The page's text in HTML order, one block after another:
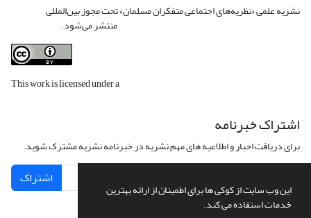
این وب سایت از کوکی ها برای اطمینان از ارائه بهترین
خدمات استفاده می کند.
نشریه علمی «نظریه‌های اجتماعی متفکران مسلمان» تحت مجوز بین‌المللی
منتشر می‌شود.
This work is licensed under a
اشتراک خبرنامه
برای دریافت اخبار و اطلاعیه های مهم نشریه در خبرنامه نشریه مشترک شوید.
اشتراک